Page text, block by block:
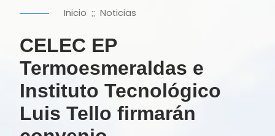
Inicio :: Noticias
CELEC EP
Termoesmeraldas e
Instituto Tecnológico
Luis Tello firmarán